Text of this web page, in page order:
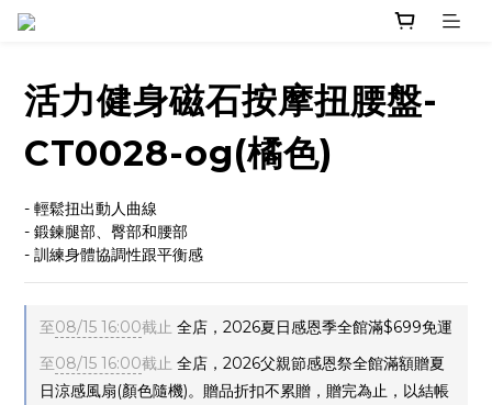
活力健身磁石按摩扭腰盤-
CT0028-og(橘色)
- 輕鬆扭出動人曲線
- 鍛鍊腿部、臀部和腰部
- 訓練身體協調性跟平衡感
至08/15 16:00截止 全店，2026夏日感恩季全館滿$699免運
至08/15 16:00截止 全店，2026父親節感恩祭全館滿額贈夏
日涼感風扇(顏色隨機)。贈品折扣不累贈，贈完為止，以結帳